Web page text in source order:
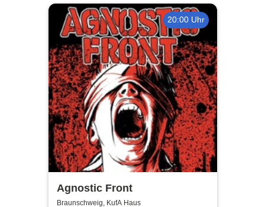
20:00 Uhr
Agnostic Front
Braunschweig, KufA Haus